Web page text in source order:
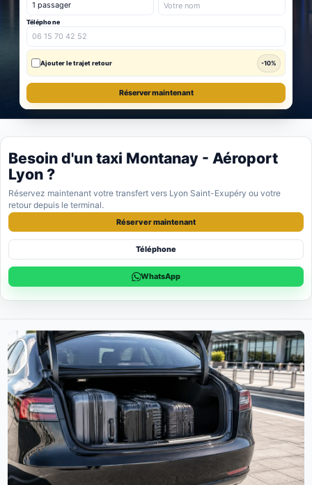
Téléphone
Ajouter le trajet retour -10%
Réserver maintenant
Besoin d'un taxi Montanay - Aéroport
Lyon ?
Réservez maintenant votre transfert vers Lyon Saint-Exupéry ou votre
retour depuis le terminal.
Réserver maintenant
Téléphone
WhatsApp